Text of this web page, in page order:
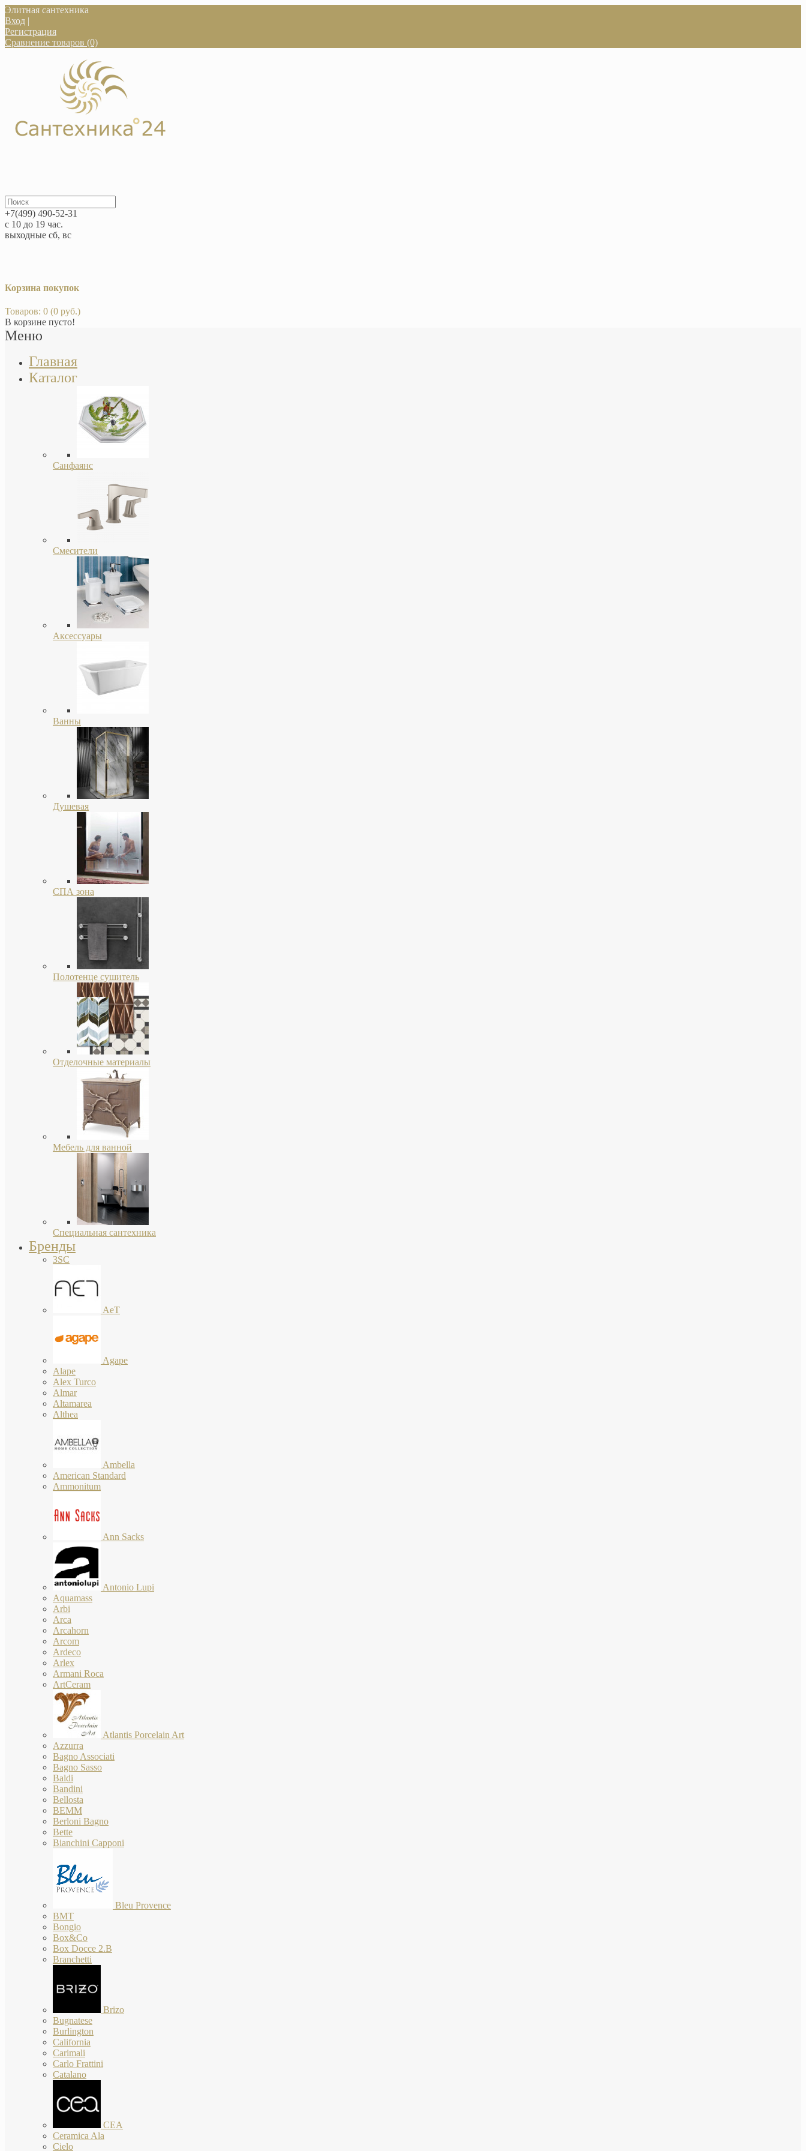
Элитная сантехника
Вход |
Регистрация
Сравнение товаров (0)
+7(499) 490-52-31
с 10 до 19 час.
выходные сб, вс
Корзина покупок
Товаров: 0 (0 руб.)
В корзине пусто!
Меню
Главная
Каталог
Санфаянс
Смесители
Аксессуары
Ванны
Душевая
СПА зона
Полотенце сушитель
Отделочные материалы
Мебель для ванной
Специальная сантехника
Бренды
3SC
AeT
Agape
Alape
Alex Turco
Almar
Altamarea
Althea
Ambella
American Standard
Ammonitum
Ann Sacks
Antonio Lupi
Aquamass
Arbi
Arca
Arcahorn
Arcom
Ardeco
Arlex
Armani Roca
ArtCeram
Atlantis Porcelain Art
Azzurra
Bagno Associati
Bagno Sasso
Baldi
Bandini
Bellosta
BEMM
Berloni Bagno
Bette
Bianchini Capponi
Bleu Provence
BMT
Bongio
Box&Co
Box Docce 2.B
Branchetti
Brizo
Bugnatese
Burlington
California
Carimali
Carlo Frattini
Catalano
CEA
Ceramica Ala
Cielo